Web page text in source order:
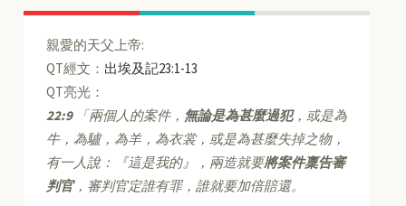
親愛的天父上帝:
QT經文： 出埃及記23:1-13
QT亮光：
22:9「兩個人的案件， 無論是為甚麼過犯，或是為
牛，為驢，為羊，為衣裳，或是為甚麼失掉之物，
有一人說：『這是我的』，兩造就要將案件稟告審
判官，審判官定誰有罪，誰就要加倍賠還。